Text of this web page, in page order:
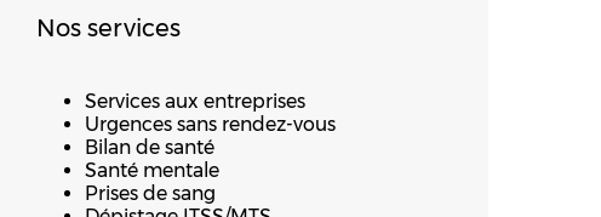
Nos services
Services aux entreprises
Urgences sans rendez-vous
Bilan de santé
Santé mentale
Prises de sang